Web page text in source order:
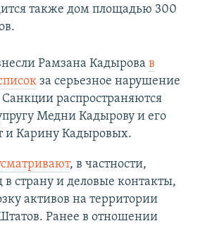
также дом площадью 300
Рамзана Кадырова в
за серьезное нарушение
Санкции распространяются
Медни Кадырову и его
и Карину Кадыровых.
, в частности,
в страну и деловые контакты,
активов на территории
Ранее в отношении